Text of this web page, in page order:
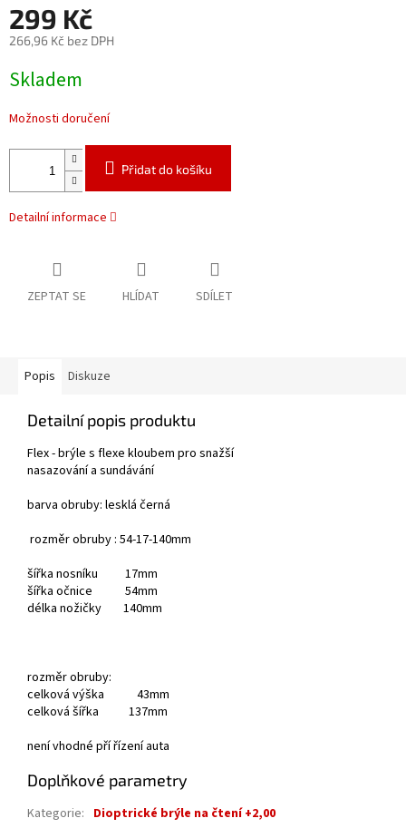
299 Kč
266,96 Kč bez DPH
cena:
Skladem
Možnosti doručení
Přidat do košíku
Detailní informace
ZEPTAT SE HLÍDAT SDÍLET
Popis Diskuze
Detailní popis produktu
Flex - brýle s flexe kloubem pro snažší
nasazování a sundávání
barva obruby: lesklá černá
rozměr obruby : 54-17-140mm
šířka nosníku 17mm
šířka očnice 54mm
délka nožičky 140mm
rozměr obruby:
celková výška 43mm
celková šířka 137mm
není vhodné pří řízení auta
Doplňkové parametry
Kategorie: Dioptrické brýle na čtení +2,00